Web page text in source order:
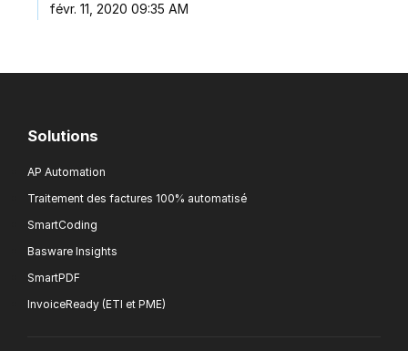
févr. 11, 2020 09:35 AM
Solutions
AP Automation
Traitement des factures 100% automatisé
SmartCoding
Basware Insights
SmartPDF
InvoiceReady (ETI et PME)